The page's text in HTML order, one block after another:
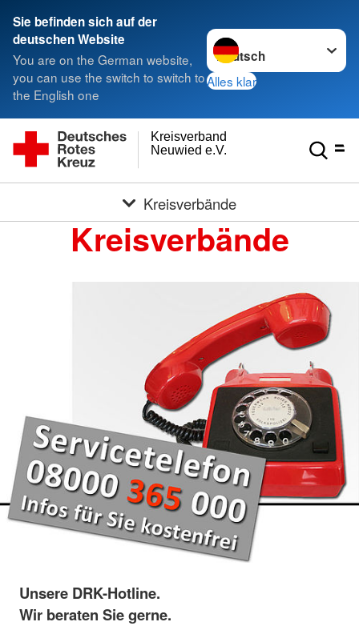
Sie befinden sich auf der
deutschen Website
You are on the German website,
you can use the switch to switch to
the English one
Sprache wechseln zu
Alles klar
Neuwied e.V.
Kreisverband
Kreisverbände
Kreisverbände
Unsere DRK-Hotline.
Wir beraten Sie gerne.